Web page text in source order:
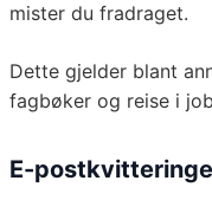
mister du fradraget.
Dette gjelder blant
fagbøker og reise i
E-